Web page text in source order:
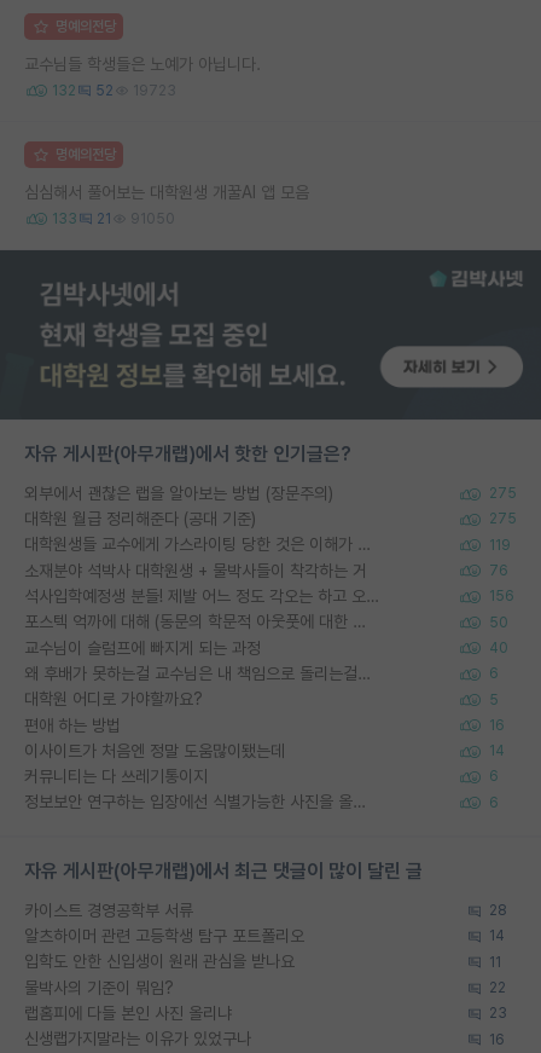
명예의전당
교수님들 학생들은 노예가 아닙니다.
132 52 19723
명예의전당
심심해서 풀어보는 대학원생 개꿀AI 앱 모음
133 21 91050
자유 게시판(아무개랩)에서 핫한 인기글은?
외부에서 괜찮은 랩을 알아보는 방법 (장문주의) 275
대학원 월급 정리해준다 (공대 기준) 275
대학원생들 교수에게 가스라이팅 당한 것은 이해가 갑니다. 안타깝네요. 119
소재분야 석박사 대학원생 + 물박사들이 착각하는 거 76
석사입학예정생 분들! 제발 어느 정도 각오는 하고 오세요. 156
포스텍 억까에 대해 (동문의 학문적 아웃풋에 대한 반박) 50
교수님이 슬럼프에 빠지게 되는 과정 40
왜 후배가 못하는걸 교수님은 내 책임으로 돌리는걸까요? 6
대학원 어디로 가야할까요? 5
편애 하는 방법 16
이사이트가 처음엔 정말 도움많이됐는데 14
커뮤니티는 다 쓰레기통이지 6
정보보안 연구하는 입장에선 식별가능한 사진을 올리는건 비추이긴함 6
자유 게시판(아무개랩)에서 최근 댓글이 많이 달린 글
카이스트 경영공학부 서류 28
알츠하이머 관련 고등학생 탐구 포트폴리오 14
입학도 안한 신입생이 원래 관심을 받나요 11
물박사의 기준이 뭐임? 22
랩홈피에 다들 본인 사진 올리냐 23
신생랩가지말라는 이유가 있었구나 16